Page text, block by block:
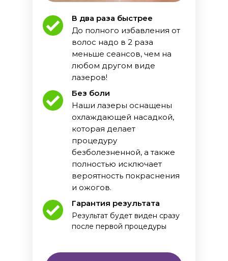
В два раза быстрее
До полного избавления от
волос надо в 2 раза
меньше сеансов, чем на
любом другом виде
лазеров!
Наши лазеры оснащены
охлаждающей насадкой,
которая делает
процедуру
безболезненной, а также
полностью исключает
вероятность покраснения
и ожогов.
Без боли
Результат будет виден сразу
после первой процедуры
Гарантия результата